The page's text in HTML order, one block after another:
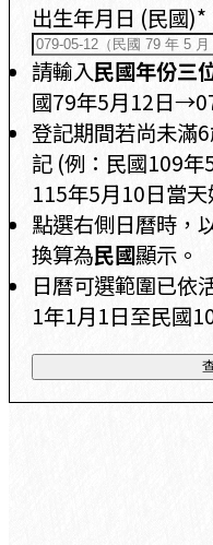
出生年月日 (民國)*
請輸入民國年份三
國79年5月12日
登記期間若尚未滿
記 (例：民國109
115年5月10日當天
點選右側日曆時，
換算為民國顯示。
日曆可選範圍已依
1年1月1日至民國